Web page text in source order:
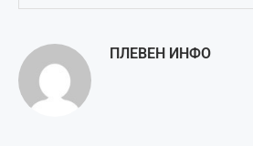
ПЛЕВЕН ИНФО